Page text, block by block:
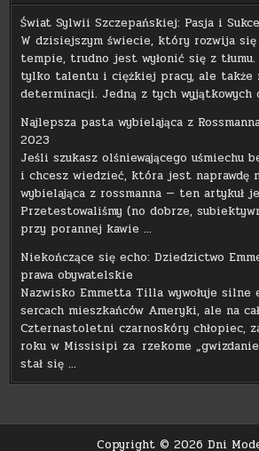
Świat Sylwii Szczepańskiej: Pasja i
W dzisiejszym świecie, który rozwija się
tempie, trudno jest wyłonić się z
tylko talentu i ciężkiej pracy, ale także
determinacji. Jedną z tych wyjątkowych
Najlepsza pasta wybielająca z
2023
Jeśli szukasz olśniewającego uśmiechu
i chcesz wiedzieć, która jest naprawdę
wybielająca z rossmanna — ten artykuł
Przetestowaliśmy (no dobrze,
przy porannej kawie …
Niekończące się echo: Dziedzictwo
prawa obywatelskie
Nazwisko Emmetta Tilla wywołuje
sercach mieszkańców Ameryki, ale na
Czternastoletni czarnoskóry chłopiec,
roku w Missisipi za rzekome
stał się …
Copyright © 2026 Dni